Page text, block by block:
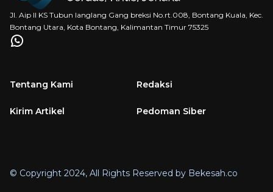
Jl. Aip II KS Tubun langlang Gang breksi No.rt.008, Bontang Kuala, Kec.
Bontang Utara, Kota Bontang, Kalimantan Timur 75325
Tentang Kami Redaksi
Kirim Artikel Pedoman Siber
© Copyright 2024, All Rights Reserved by Bekesah.co